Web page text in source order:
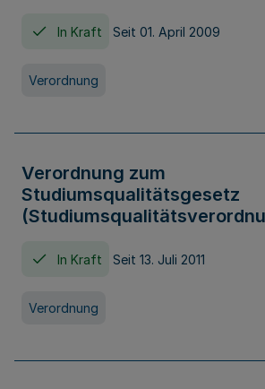
In Kraft Seit 01. April 2009
Verordnung
Verordnung zum
Studiumsqualitätsgesetz
In Kraft Seit 13. Juli 2011
Verordnung